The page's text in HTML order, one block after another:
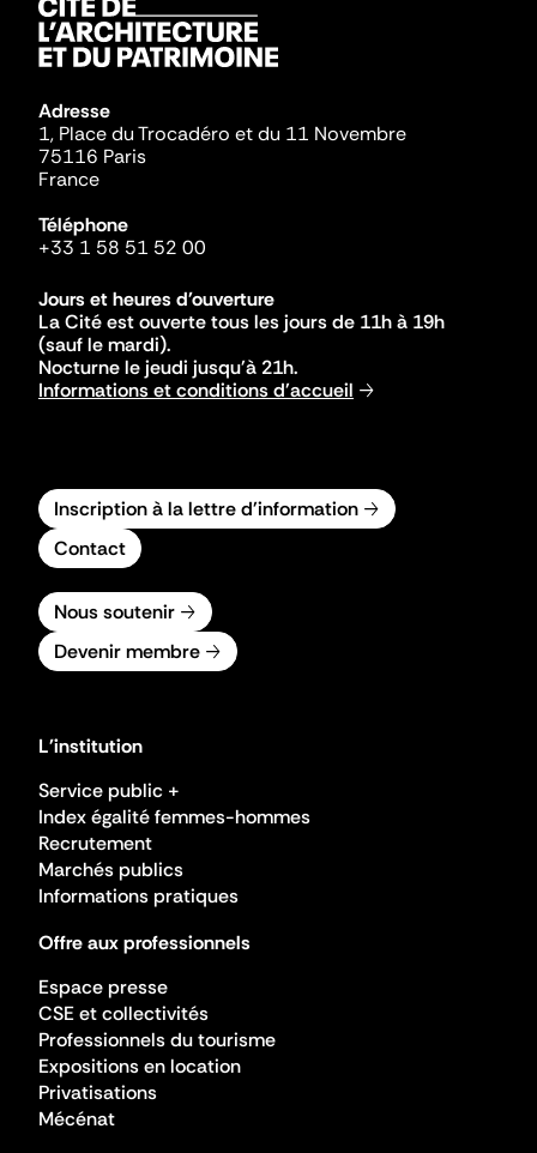
Adresse
1, Place du Trocadéro et du 11 Novembre
75116 Paris
France
Téléphone
+33 1 58 51 52 00
Jours et heures d'ouverture
La Cité est ouverte tous les jours de 11h à 19h
(sauf le mardi).
Nocturne le jeudi jusqu'à 21h.
Informations et conditions d'accueil
Inscription à la lettre d'information
Contact
Nous soutenir
Devenir membre
L'institution
Service public +
Index égalité femmes-hommes
Recrutement
Marchés publics
Informations pratiques
Offre aux professionnels
Espace presse
CSE et collectivités
Professionnels du tourisme
Expositions en location
Privatisations
Mécénat